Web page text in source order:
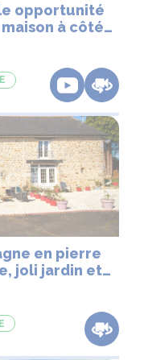
opportunité
à côté
en pierre
joli jardin et
petit